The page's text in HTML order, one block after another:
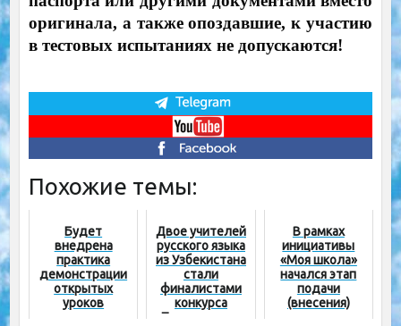
оригинала, а также опоздавшие, к участию
в тестовых испытаниях не допускаются!
Похожие темы:
Будет
внедрена
практика
демонстрации
открытых
уроков
Двое учителей
русского языка
из Узбекистана
стали
финалистами
конкурса
«Преподавание
В рамках
инициативы
«Моя школа»
начался этап
подачи
(внесения)